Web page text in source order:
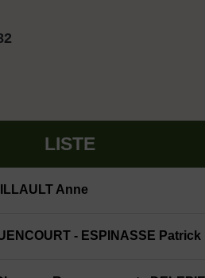
LISTE
Anne
- ESPINASSE Patrick